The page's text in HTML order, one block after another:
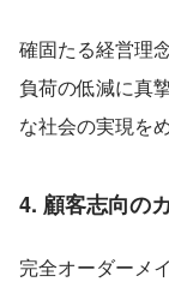
確固たる経営理
負荷の低減に真
な社会の実現を
4. 顧客志向の
完全オーダーメ